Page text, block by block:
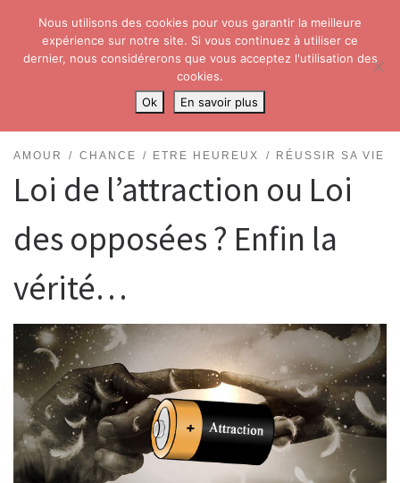
Skip to content
Search
Développement personnel»Amour»Loi de l’attraction ou
Loi des opposées ? Enfin la vérité…
AMOUR CHANCE ETRE HEUREUX RÉUSSIR SA VIE
Loi de l’attraction ou Loi
des opposées ? Enfin la
vérité…
Nous utilisons des cookies pour vous garantir la meilleure
expérience sur notre site. Si vous continuez à utiliser ce
dernier, nous considérerons que vous acceptez l'utilisation des
cookies.
Ok
En savoir plus